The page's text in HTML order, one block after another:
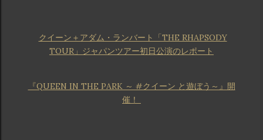
クイーン＋アダム・ランバート「THE RHAPSODY
TOUR」ジャパンツアー初日公演のレポート
『QUEEN IN THE PARK ～ #クイーン と遊ぼう～』開
催！